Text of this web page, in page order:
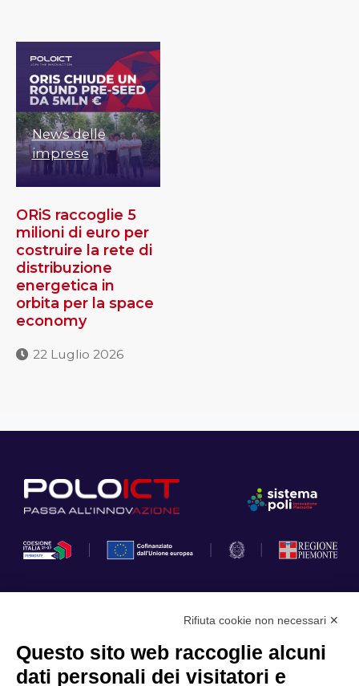
News delle
imprese
ORiS raccoglie 5
milioni di euro per
costruire la rete di
distribuzione
energetica in
orbita per la space
economy
22 Luglio 2026
Cookie Policy
Rifiuta cookie non necessari ✕
Questo sito web raccoglie alcuni
dati personali dei visitatori e